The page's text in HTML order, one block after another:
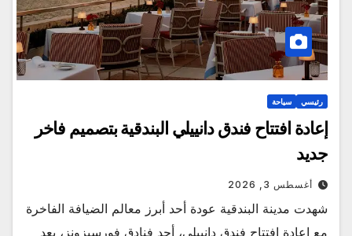
رئيسي سياحة
إعادة افتتاح فندق دانييلي البندقية بتصميم فاخر
جديد
أغسطس 3, 2026
شهدت مدينة البندقية عودة أحد أبرز معالم الضيافة الفاخرة
مع إعادة افتتاح فندق دانييلي، أحد فنادق فورسيزونز، بعد